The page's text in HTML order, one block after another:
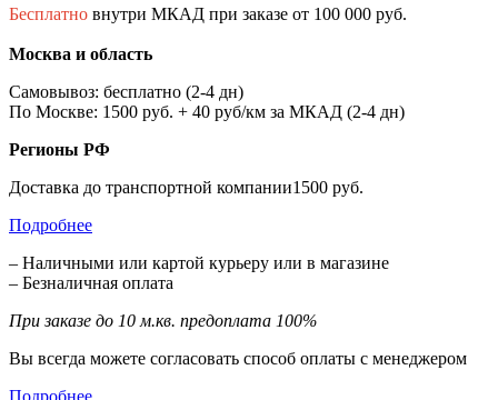
Бесплатно внутри МКАД при заказе от 100 000 руб.
Москва и область
Самовывоз: бесплатно (2-4 дн)
По Москве: 1500 руб. + 40 руб/км за МКАД (2-4 дн)
Регионы РФ
Доставка до транспортной компании1500 руб.
Подробнее
– Наличными или картой курьеру или в магазине
– Безналичная оплата
При заказе до 10 м.кв. предоплата 100%
Вы всегда можете согласовать способ оплаты с менеджером
Подробнее